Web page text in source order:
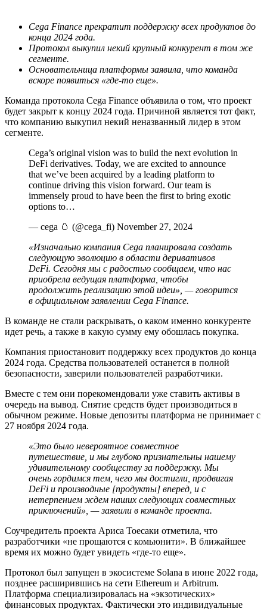
Cega Finance прекратит поддержку всех продуктов до
конца 2024 года.
Протокол выкупил некий крупный конкурент в том же
сегменте.
Основательница платформы заявила, что команда
вскоре появиться «где-то еще».
Команда протокола Cega Finance объявила о том, что проект
будет закрыт к концу 2024 года. Причиной является тот факт,
что компанию выкупил некий неназванный лидер в этом
сегменте.
Cega’s original vision was to build the next evolution in
DeFi derivatives. Today, we are excited to announce
that we’ve been acquired by a leading platform to
continue driving this vision forward. Our team is
immensely proud to have been the first to bring exotic
options to…
— cega 🥚 (@cega_fi) November 27, 2024
«Изначально компания Cega планировала создать
следующую эволюцию в области деривативов
DeFi. Сегодня мы с радостью сообщаем, что нас
приобрела ведущая платформа, чтобы
продолжить реализацию этой идеи», — говорится
в официальном заявлении Cega Finance.
В команде не стали раскрывать, о каком именно конкуренте
идет речь, а также в какую сумму ему обошлась покупка.
Компания приостановит поддержку всех продуктов до конца
2024 года. Средства пользователей останется в полной
безопасности, заверили пользователей разработчики.
Вместе с тем они порекомендовали уже ставить активы в
очередь на вывод. Снятие средств будет производиться в
обычном режиме. Новые депозиты платформа не принимает с
27 ноября 2024 года.
«Это было невероятное совместное
путешествие, и мы глубоко признательны нашему
удивительному сообществу за поддержку. Мы
очень гордимся тем, чего мы достигли, продвигая
DeFi и производные [продукты] вперед, и с
нетерпением ждем наших следующих совместных
приключений», — заявили в команде проекта.
Соучредитель проекта Ариса Тоесаки отметила, что
разработчики «не прощаются с комьюнити». В ближайшее
время их можно будет увидеть «где-то еще».
Протокол был запущен в экосистеме Solana в июне 2022 года,
позднее расширившись на сети Ethereum и Arbitrum.
Платформа специализировалась на «экзотических»
финансовых продуктах. Фактически это индивидуальные